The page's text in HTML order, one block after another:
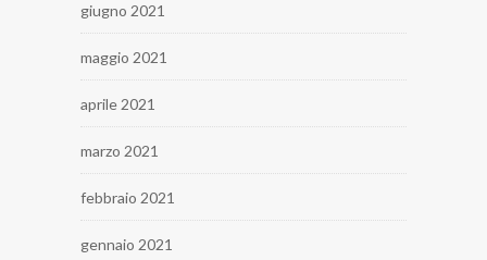
giugno 2021
maggio 2021
aprile 2021
marzo 2021
febbraio 2021
gennaio 2021